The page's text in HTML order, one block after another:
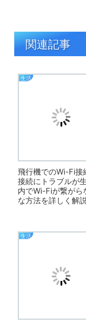
関連記事
生活
飛行機でのWi-Fi接
接続にトラブルが
内でWi-Fiが繋がら
な方法を詳しく解
生活